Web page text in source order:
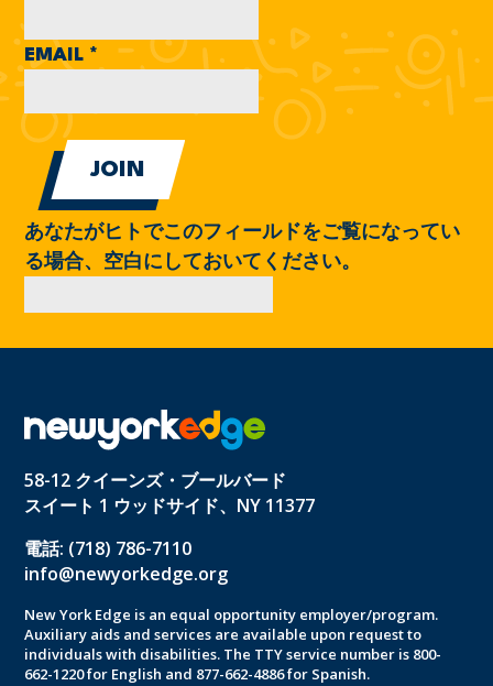
EMAIL *
あなたがヒトでこのフィールドをご覧になってい
る場合、空白にしておいてください。
58-12 クイーンズ・ブールバード
スイート 1 ウッドサイド、NY 11377
電話: (718) 786-7110
info@newyorkedge.org
New York Edge is an equal opportunity employer/program.
Auxiliary aids and services are available upon request to
individuals with disabilities. The TTY service number is 800-
662-1220 for English and 877-662-4886 for Spanish.